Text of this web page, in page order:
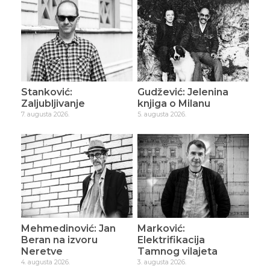
Stanković:
Zaljubljivanje
7. augusta 2026.
Gudžević: Jelenina
knjiga o Milanu
5. augusta 2026.
Mehmedinović: Jan
Beran na izvoru
Neretve
4. augusta 2026.
Marković:
Elektrifikacija
Tamnog vilajeta
3. augusta 2026.